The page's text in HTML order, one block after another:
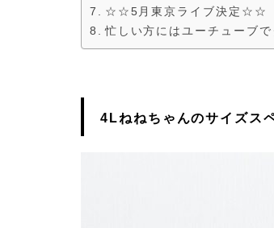
☆☆5月東京ライブ決定☆☆
忙しい方にはユーチューブ
4Lねねちゃんのサイズス